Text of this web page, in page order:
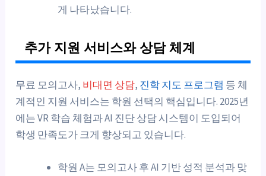
게 나타났습니다.
추가 지원 서비스와 상담 체계
무료 모의고사, 비대면 상담, 진학 지도 프로그램 등 체
계적인 지원 서비스는 학원 선택의 핵심입니다. 2025년
에는 VR 학습 체험과 AI 진단 상담 시스템이 도입되어
학생 만족도가 크게 향상되고 있습니다.
학원 A는 모의고사 후 AI 기반 성적 분석과 맞